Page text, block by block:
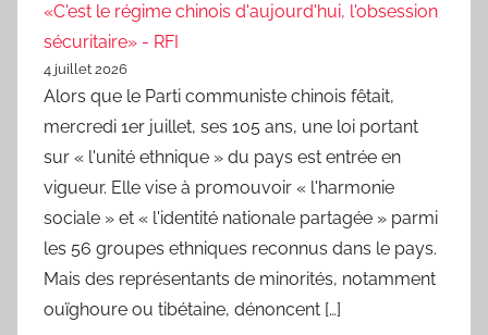
«C'est le régime chinois d'aujourd'hui, l'obsession
sécuritaire» - RFI
4 juillet 2026
Alors que le Parti communiste chinois fêtait,
mercredi 1er juillet, ses 105 ans, une loi portant
sur « l'unité ethnique » du pays est entrée en
vigueur. Elle vise à promouvoir « l'harmonie
sociale » et « l'identité nationale partagée » parmi
les 56 groupes ethniques reconnus dans le pays.
Mais des représentants de minorités, notamment
ouïghoure ou tibétaine, dénoncent […]